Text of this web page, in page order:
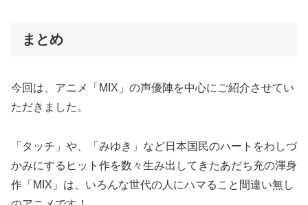
まとめ
今回は、アニメ「MIX」の声優陣を中心にご紹介させてい
ただきました。
「タッチ」や、「みゆき」など日本国民のハートをわしづ
かみにするヒット作を数々生み出してきたあだち充の渾身
作「MIX」は、いろんな世代の人にハマること間違い無し